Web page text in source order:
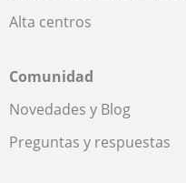
Alta centros
Comunidad
Novedades y Blog
Preguntas y respuestas